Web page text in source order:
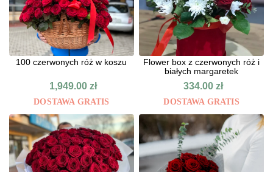
100 czerwonych róż w koszu
1,949.00zł
DOSTAWA GRATIS
Flower box z czerwonych róż i
białych margaretek
334.00zł
DOSTAWA GRATIS